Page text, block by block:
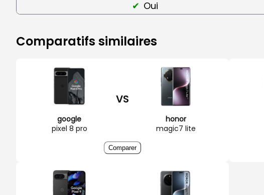
Oui
Comparatifs similaires
google
pixel 8 pro
VS
honor
magic7 lite
Comparer